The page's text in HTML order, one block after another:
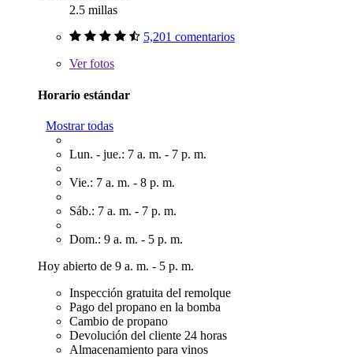
2.5 millas
5,201 comentarios
Verfotos
Horario estándar
Mostrar todas
Lun. - jue.: 7 a. m. - 7 p. m.
Vie.: 7 a. m. - 8 p. m.
Sáb.: 7 a. m. - 7 p. m.
Dom.: 9 a. m. - 5 p. m.
Hoy abierto de 9 a. m. - 5 p. m.
Inspección gratuita del remolque
Pago del propano en la bomba
Cambio de propano
Devolución del cliente 24 horas
Almacenamiento para vinos